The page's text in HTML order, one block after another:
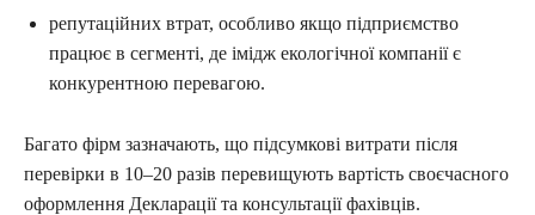
репутаційних втрат, особливо якщо підприємство
працює в сегменті, де імідж екологічної компанії є
конкурентною перевагою.
Багато фірм зазначають, що підсумкові витрати після
перевірки в 10–20 разів перевищують вартість своєчасного
оформлення Декларації та консультації фахівців.